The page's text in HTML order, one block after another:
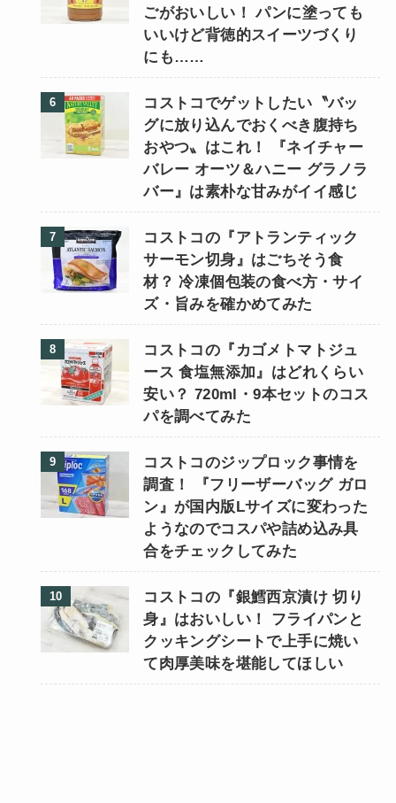
ごがおいしい！ パンに塗っても
いいけど背徳的スイーツづくり
にも……
コストコでゲットしたい〝バッ
グに放り込んでおくべき腹持ち
おやつ〟はこれ！ 『ネイチャー
バレー オーツ＆ハニー グラノラ
バー』は素朴な甘みがイイ感じ
コストコの『アトランティック
サーモン切身』はごちそう食
材？ 冷凍個包装の食べ方・サイ
ズ・旨みを確かめてみた
コストコの『カゴメトマトジュ
ース 食塩無添加』はどれくらい
安い？ 720ml・9本セットのコス
パを調べてみた
コストコのジップロック事情を
調査！ 『フリーザーバッグ ガロ
ン』が国内版Lサイズに変わった
ようなのでコスパや詰め込み具
合をチェックしてみた
コストコの『銀鱈西京漬け 切り
身』はおいしい！ フライパンと
クッキングシートで上手に焼い
て肉厚美味を堪能してほしい